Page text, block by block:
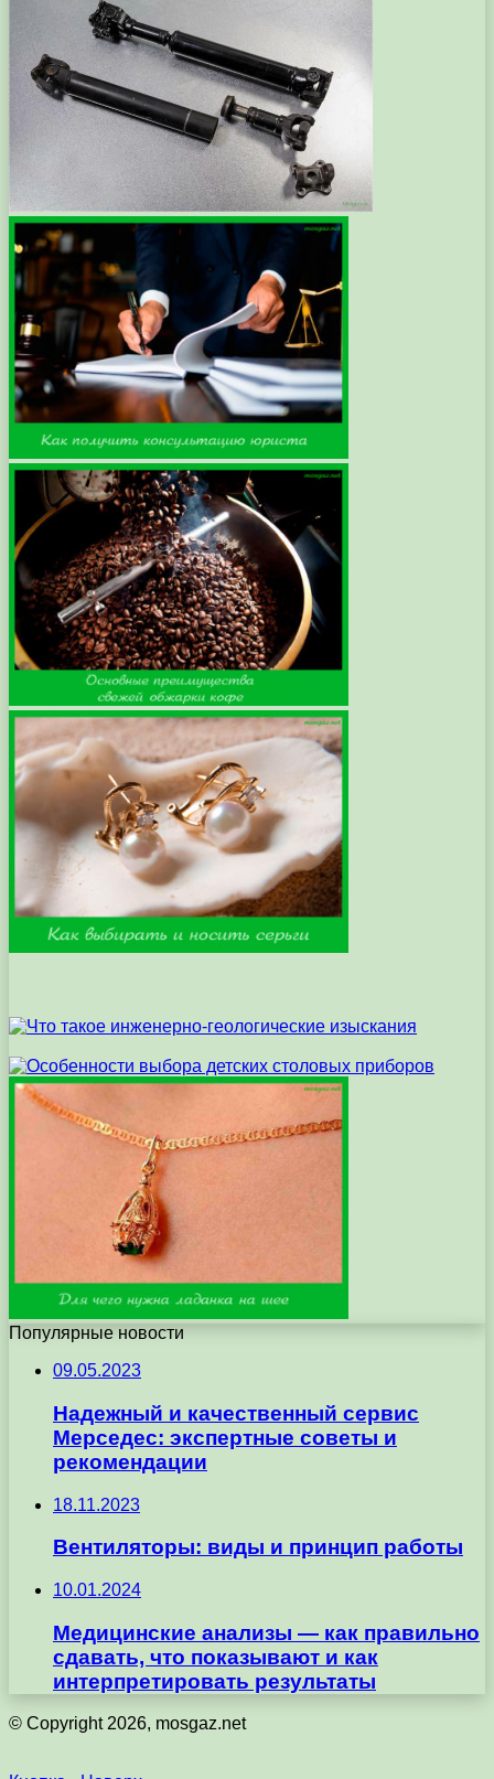
Популярные новости
09.05.2023
Надежный и качественный сервис
Мерседес: экспертные советы и
рекомендации
18.11.2023
Вентиляторы: виды и принцип работы
10.01.2024
Медицинские анализы — как правильно
сдавать, что показывают и как
интерпретировать результаты
© Copyright 2026, mosgaz.net